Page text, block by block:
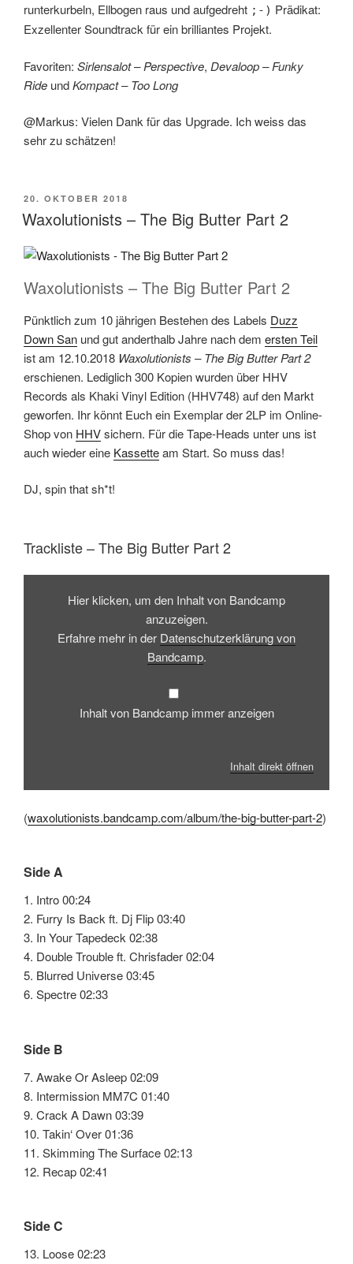
runterkurbeln, Ellbogen raus und aufgedreht ;-) Prädikat:
Exzellenter Soundtrack für ein brilliantes Projekt.
Favoriten: Sirlensalot – Perspective, Devaloop – Funky
Ride undKompact – Too Long
@Markus: Vielen Dank für das Upgrade. Ich weiss das
sehr zu schätzen!
VERÖFFENTLICHT
AM
20. OKTOBER 2018
Waxolutionists – The Big Butter Part 2
Waxolutionists – The Big Butter Part 2
Pünktlich zum 10 jährigen Bestehen des Labels Duzz
Down San und gut anderthalb Jahre nach dem ersten Teil
ist am 12.10.2018 Waxolutionists – The Big Butter Part 2
erschienen. Lediglich 300 Kopien wurden über HHV
Records als Khaki Vinyl Edition (HHV748) auf den Markt
geworfen. Ihr könnt Euch ein Exemplar der 2LP im Online-
Shop von HHVsichern. Für die Tape-Heads unter uns ist
auch wieder eine Kassetteam Start. So muss das!
DJ, spin that sh*t!
Trackliste – The Big Butter Part 2
Inhalt
BandcampHier klicken, um den Inhalt von Bandcamp
anzuzeigen.
Erfahre mehr in der Datenschutzerklärung von
Bandcamp.
Inhalt von Bandcamp immer anzeigen
Inhalt direkt öffnen
(waxolutionists.bandcamp.com/album/the-big-butter-part-2)
Side A
1. Intro 00:24
2. Furry Is Back ft. Dj Flip 03:40
3. In Your Tapedeck 02:38
4. Double Trouble ft. Chrisfader 02:04
5. Blurred Universe 03:45
6. Spectre 02:33
Side B
7. Awake Or Asleep 02:09
8. Intermission MM7C 01:40
9. Crack A Dawn 03:39
10. Takin‘ Over 01:36
11. Skimming The Surface 02:13
12. Recap 02:41
Side C
13. Loose 02:23